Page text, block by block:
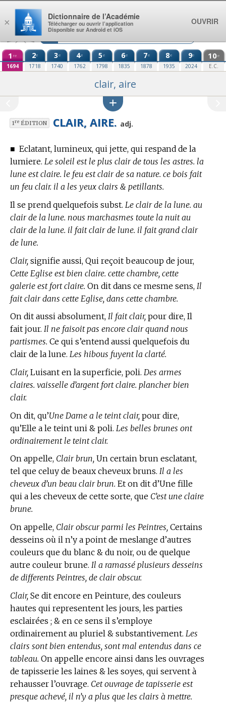
Aller au contenu
1 re
1694
2e
1718
3e
1740
4e
1762
5e
1798
6e
1835
7e
1878
8e
1935
9e
2024
10e
E.C.
clair, aire
1reÉDITION CLAIR, AIRE. adj.
■ Eclatant, lumineux, qui jette, qui respand de la
lumiere. Le soleil est le plus clair de tous les astres. la
lune est claire. le feu est clair de sa nature. ce bois fait
un feu clair. il a les yeux clairs & petillants.
Il se prend quelquefois subst. Le clair de la lune. au
clair de la lune. nous marchasmes toute la nuit au
clair de la lune. il fait clair de lune. il fait grand clair
de lune.
Clair, signifie aussi, Qui reçoit beaucoup de jour,
Cette Eglise est bien claire. cette chambre, cette
galerie est fort claire. On dit dans ce mesme sens, Il
fait clair dans cette Eglise, dans cette chambre.
On dit aussi absolument, Il fait clair, pour dire, Il
fait jour. Il ne faisoit pas encore clair quand nous
partismes. Ce qui s’entend aussi quelquefois du
clair de la lune. Les hibous fuyent la clarté.
Clair, Luisant en la superficie, poli. Des armes
claires. vaisselle d’argent fort claire. plancher bien
clair.
On dit, qu’Une Dame a le teint clair, pour dire,
qu’Elle a le teint uni & poli. Les belles brunes ont
ordinairement le teint clair.
On appelle, Clair brun, Un certain brun esclatant,
tel que celuy de beaux cheveux bruns. Il a les
cheveux d’un beau clair brun. Et on dit d’Une fille
qui a les cheveux de cette sorte, que C’est une claire
brune.
On appelle, Clair obscur parmi les Peintres, Certains
desseins où il n’y a point de meslange d’autres
couleurs que du blanc & du noir, ou de quelque
autre couleur brune. Il a ramassé plusieurs desseins
de differents Peintres, de clair obscur.
Clair, Se dit encore en Peinture, des couleurs
hautes qui representent les jours, les parties
esclairées ; & en ce sens il s’employe
ordinairement au pluriel & substantivement. Les
clairs sont bien entendus, sont mal entendus dans ce
tableau. On appelle encore ainsi dans les ouvrages
de tapisserie les laines & les soyes, qui servent à
rehausser l’ouvrage. Cet ouvrage de tapisserie est
presque achevé, il n’y a plus que les clairs à mettre.
×
Dictionnaire de l’Académie
Télécharger ou ouvrir l’application
Disponible sur Android et iOS
OUVRIR